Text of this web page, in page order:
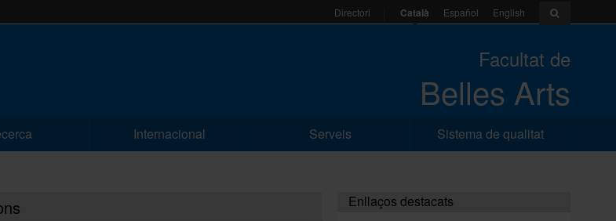
Directori Català Español English
Facultat de
Belles Arts
Internacional Serveis Sistema de qualitat
Enllaços destacats